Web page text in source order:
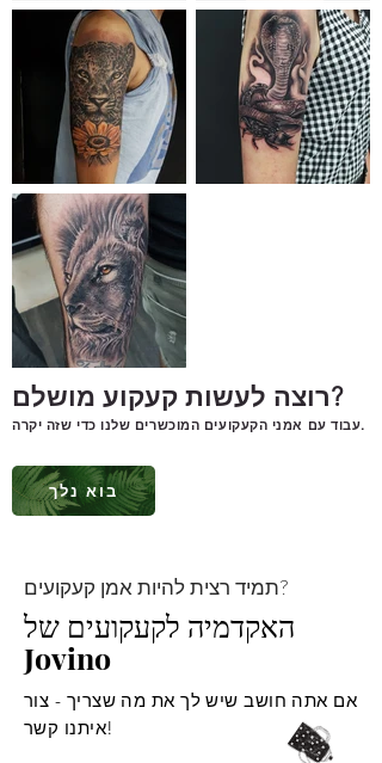
רוצה לעשות קעקוע מושלם?
עבוד עם אמני הקעקועים המוכשרים שלנו כדי שזה יקרה.
בוא נלך
תמיד רצית להיות אמן קעקועים?
האקדמיה לקעקועים של
Jovino
אם אתה חושב שיש לך את מה שצריך - צור
איתנו קשר!